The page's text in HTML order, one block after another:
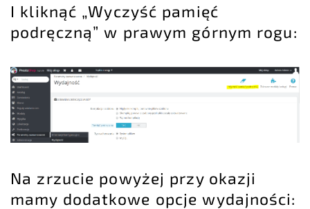
I kliknąć „Wyczyść pamięć
podręczną” w prawym górnym rogu:
Na zrzucie powyżej przy okazji
mamy dodatkowe opcje wydajności: